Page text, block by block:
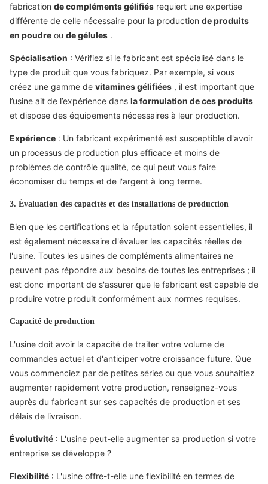
fabrication de compléments gélifiés requiert une expertise
différente de celle nécessaire pour la production de produits
en poudre ou de gélules .
Spécialisation : Vérifiez si le fabricant est spécialisé dans le
type de produit que vous fabriquez. Par exemple, si vous
créez une gamme de vitamines gélifiées , il est important que
l’usine ait de l’expérience dans la formulation de ces produits
et dispose des équipements nécessaires à leur production.
Expérience : Un fabricant expérimenté est susceptible d'avoir
un processus de production plus efficace et moins de
problèmes de contrôle qualité, ce qui peut vous faire
économiser du temps et de l'argent à long terme.
3. Évaluation des capacités et des installations de production
Bien que les certifications et la réputation soient essentielles, il
est également nécessaire d'évaluer les capacités réelles de
l'usine. Toutes les usines de compléments alimentaires ne
peuvent pas répondre aux besoins de toutes les entreprises ; il
est donc important de s'assurer que le fabricant est capable de
produire votre produit conformément aux normes requises.
Capacité de production
L'usine doit avoir la capacité de traiter votre volume de
commandes actuel et d'anticiper votre croissance future. Que
vous commenciez par de petites séries ou que vous souhaitiez
augmenter rapidement votre production, renseignez-vous
auprès du fabricant sur ses capacités de production et ses
délais de livraison.
Évolutivité : L'usine peut-elle augmenter sa production si votre
entreprise se développe ?
Flexibilité : L'usine offre-t-elle une flexibilité en termes de